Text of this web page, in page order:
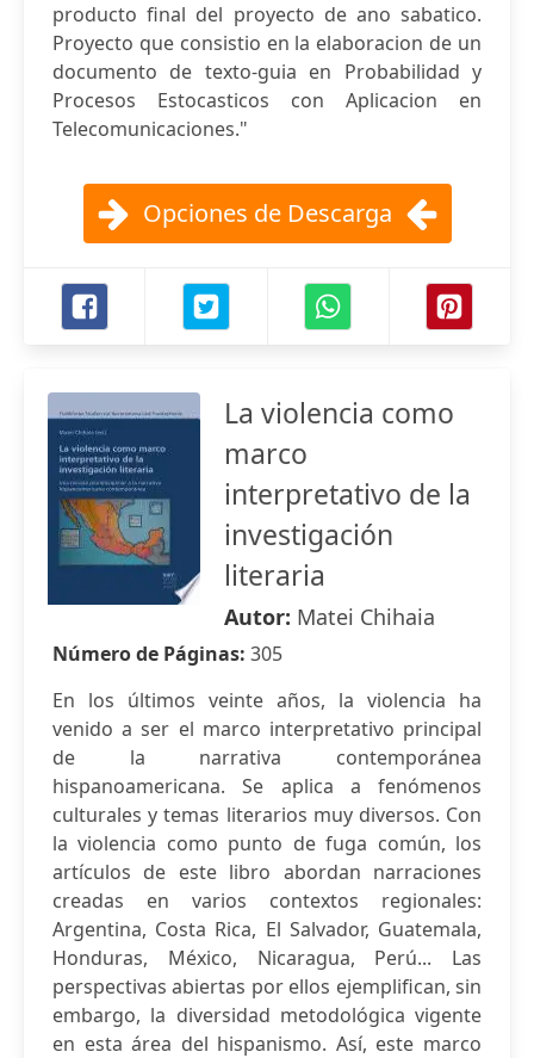
producto final del proyecto de ano sabatico.
Proyecto que consistio en la elaboracion de un
documento de texto-guia en Probabilidad y
Procesos Estocasticos con Aplicacion en
Telecomunicaciones."
Opciones de Descarga
La violencia como
marco
interpretativo de la
investigación
literaria
Autor: Matei Chihaia
Número de Páginas: 305
En los últimos veinte años, la violencia ha
venido a ser el marco interpretativo principal
de la narrativa contemporánea
hispanoamericana. Se aplica a fenómenos
culturales y temas literarios muy diversos. Con
la violencia como punto de fuga común, los
artículos de este libro abordan narraciones
creadas en varios contextos regionales:
Argentina, Costa Rica, El Salvador, Guatemala,
Honduras, México, Nicaragua, Perú... Las
perspectivas abiertas por ellos ejemplifican, sin
embargo, la diversidad metodológica vigente
en esta área del hispanismo. Así, este marco